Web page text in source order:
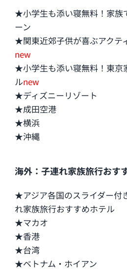
★小学生も添い寝無料！家族
ーン
★関東近郊子供が喜ぶアクテ
new
★小学生も添い寝無料！東京
ルnew
★ディズニーリゾート
★成田空港
★横浜
★沖縄
海外：子連れ家族旅行おす
★アジア各国のスライダー付
れ家族旅行おすすめホテル
★マカオ
★香港
★台湾
★ベトナム・ホイアン